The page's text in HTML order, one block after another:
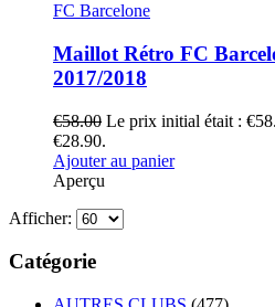
FC Barcelone
Maillot Rétro FC
2017/2018
€58.00 Le prix initial était :
€28.90.
Ajouter au panier
Aperçu
Afficher:
Catégorie